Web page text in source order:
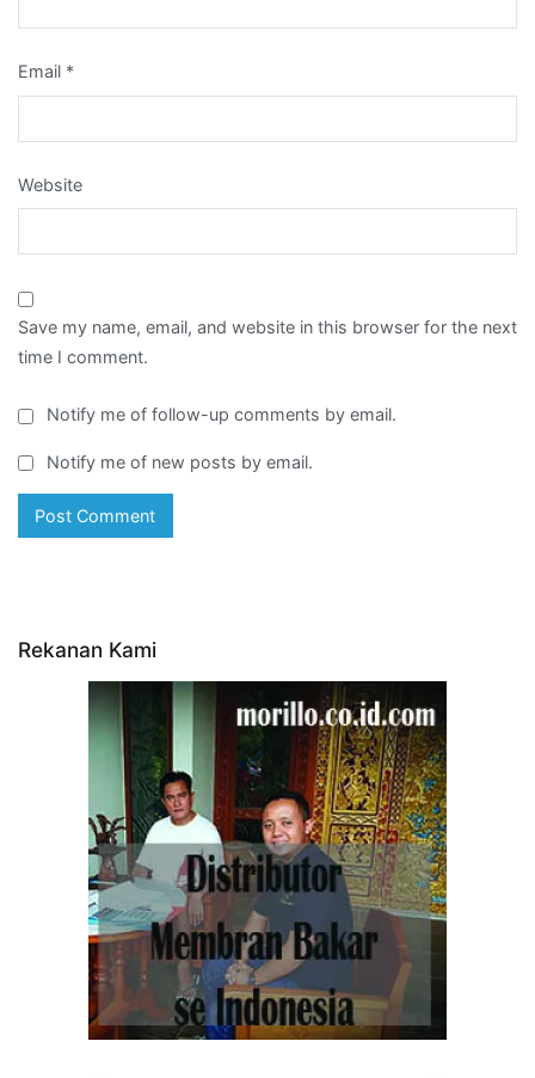
Email *
Website
Save my name, email, and website in this browser for the next
time I comment.
Notify me of follow-up comments by email.
Notify me of new posts by email.
Rekanan Kami